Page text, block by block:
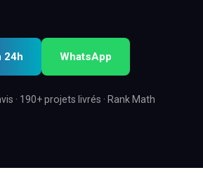
24h WhatsApp
· 190+ projets livrés · Rank Math